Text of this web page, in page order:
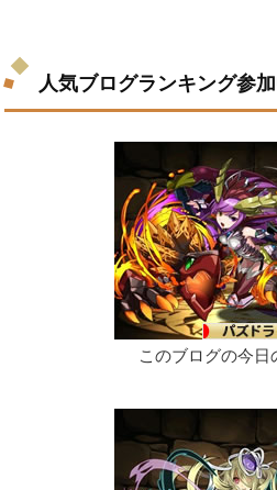
人気ブログランキング参
このブログの今日